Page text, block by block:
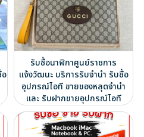
รับซื้อนาฬิกาศูนย์ราชการ
แจ้งวัฒนะ บริการรับจำนำ รับซื้อ
อุปกรณ์ไอที ขายของหลุดจำนำ
และ รับฝากขายอุปกรณ์ไอที